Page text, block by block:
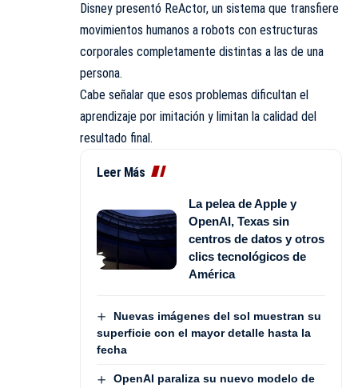
Disney presentó ReActor, un sistema que transfiere
movimientos humanos a robots con estructuras
corporales completamente distintas a las de una
persona.
Cabe señalar que esos problemas dificultan el
aprendizaje por imitación y limitan la calidad del
resultado final.
Leer Más
La pelea de Apple y
OpenAI, Texas sin
centros de datos y otros
clics tecnológicos de
América
Nuevas imágenes del sol muestran su
superficie con el mayor detalle hasta la
fecha
OpenAI paraliza su nuevo modelo de